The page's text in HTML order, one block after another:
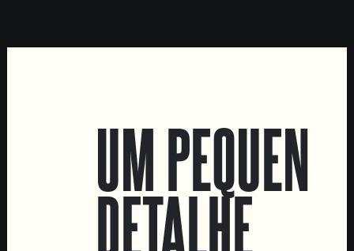
UM PEQUENO
DETALHE